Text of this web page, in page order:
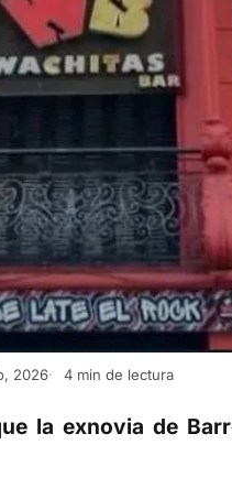
2026 4 min de lectura
la exnovia de